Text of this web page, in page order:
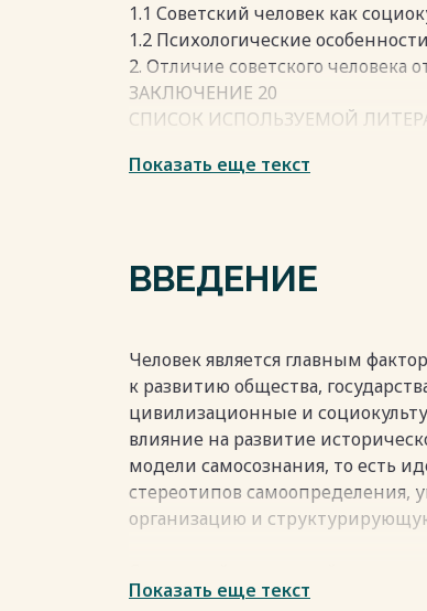
1.1 Советский человек как
1.2 Психологические
2. Отличие советского человека
ЗАКЛЮЧЕНИЕ 20
СПИСОК ИСПОЛЬЗУЕМОЙ
Весь текст будет доступен
Показать еще текст
ВВЕДЕНИЕ
Человек является главным
к развитию общества,
цивилизационные и
влияние на развитие
модели самосознания, то есть
стереотипов
организацию и
идеологической структуры
Показать еще текст